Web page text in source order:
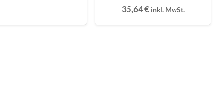
35,64€ inkl. MwSt.